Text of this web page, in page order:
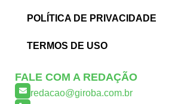
POLÍTICA DE PRIVACIDADE
TERMOS DE USO
FALE COM A REDAÇÃO
redacao@giroba.com.br